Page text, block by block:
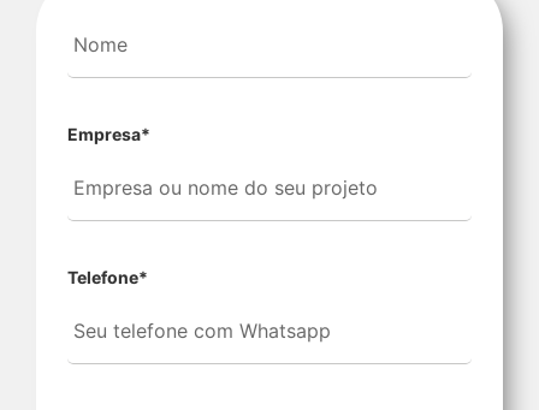
Empresa*
Telefone*